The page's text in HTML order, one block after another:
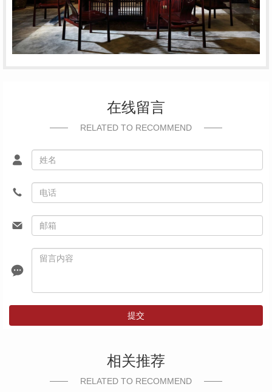
在线留言
RELATED TO RECOMMEND
提交
相关推荐
RELATED TO RECOMMEND